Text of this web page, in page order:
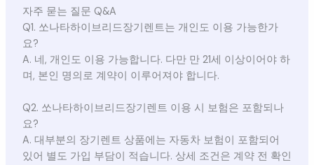
자주 묻는 질문 Q&A
Q1. 쏘나타하이브리드장기렌트는 개인도 이용 가능한가
요?
A. 네, 개인도 이용 가능합니다. 다만 만 21세 이상이어야 하
며, 본인 명의로 계약이 이루어져야 합니다.
Q2. 쏘나타하이브리드장기렌트 이용 시 보험은 포함되나
요?
A. 대부분의 장기렌트 상품에는 자동차 보험이 포함되어
있어 별도 가입 부담이 적습니다. 상세 조건은 계약 전 확인